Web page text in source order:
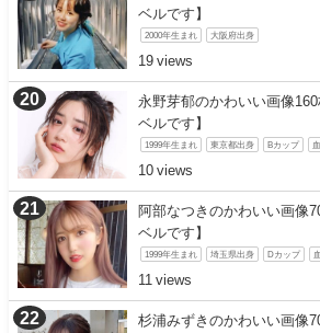
ベルです】
2000年生まれ 大阪府出身
19
永野芽郁のかわいい画像
ベルです】
1999年生まれ 東京都出身 Bカップ
10
阿部なつきのかわいい画像
ベルです】
1999年生まれ 埼玉県出身 Dカップ
11
杉浦みずきのかわいい画像